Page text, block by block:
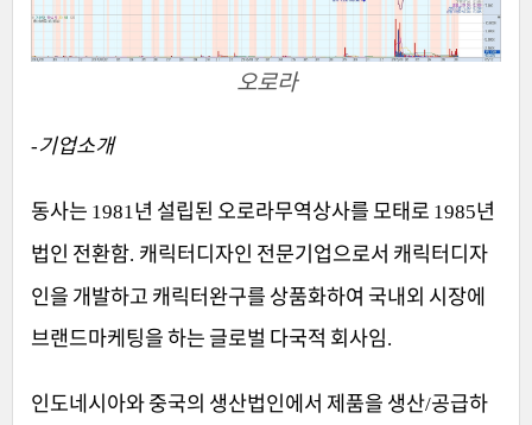
오로라
-기업소개
동사는 1981년 설립된 오로라무역상사를 모태로 1985년
법인 전환함. 캐릭터디자인 전문기업으로서 캐릭터디자
인을 개발하고 캐릭터완구를 상품화하여 국내외 시장에
브랜드마케팅을 하는 글로벌 다국적 회사임.
인도네시아와 중국의 생산법인에서 제품을 생산/공급하